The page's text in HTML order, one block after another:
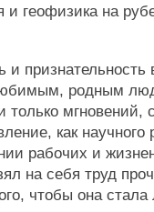
и геофизика на
и
родным
только
как научного
рабочих и
на себя труд
чтобы она